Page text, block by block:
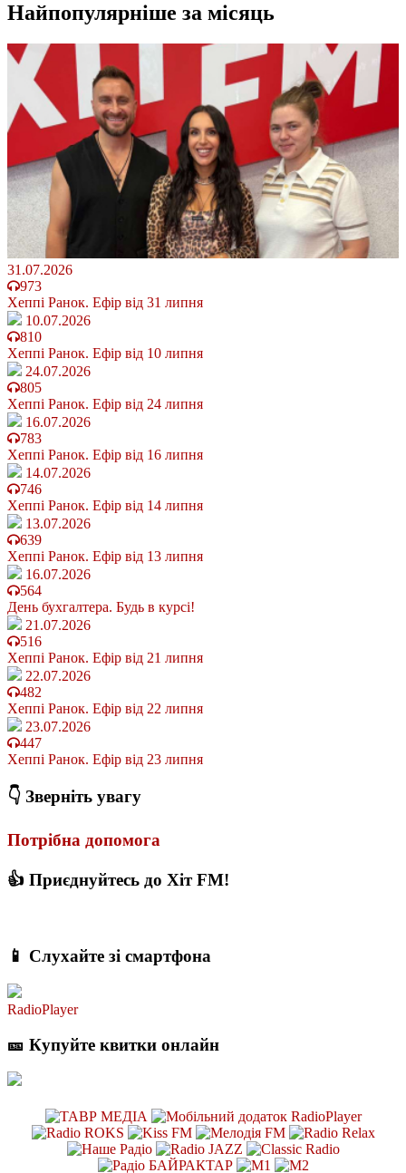
Найпопулярніше за місяць
31.07.2026
973
Хеппі Ранок. Ефір від 31 липня
10.07.2026
810
Хеппі Ранок. Ефір від 10 липня
24.07.2026
805
Хеппі Ранок. Ефір від 24 липня
16.07.2026
783
Хеппі Ранок. Ефір від 16 липня
14.07.2026
746
Хеппі Ранок. Ефір від 14 липня
13.07.2026
639
Хеппі Ранок. Ефір від 13 липня
16.07.2026
564
День бухгалтера. Будь в курсі!
21.07.2026
516
Хеппі Ранок. Ефір від 21 липня
22.07.2026
482
Хеппі Ранок. Ефір від 22 липня
23.07.2026
447
Хеппі Ранок. Ефір від 23 липня
👇 Зверніть увагу
Потрібна допомога
👍 Приєднуйтесь до Хіт FM!
📱 Слухайте зі смартфона
RadioPlayer
🎫 Купуйте квитки онлайн